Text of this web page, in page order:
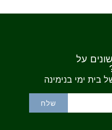
על
בית ימי בנימינה
שלח